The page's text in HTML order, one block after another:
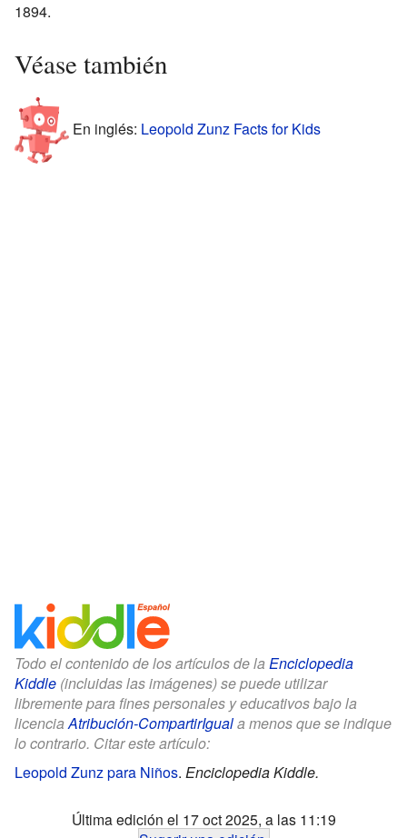
1894.
Véase también
En inglés: Leopold Zunz Facts for Kids
Todo el contenido de los artículos de la Enciclopedia
Kiddle (incluidas las imágenes) se puede utilizar
libremente para fines personales y educativos bajo la
licenciaAtribución-CompartirIguala menos que se indique
lo contrario. Citar este artículo:
Leopold Zunz para Niños. Enciclopedia Kiddle.
Última edición el 17 oct 2025, a las 11:19